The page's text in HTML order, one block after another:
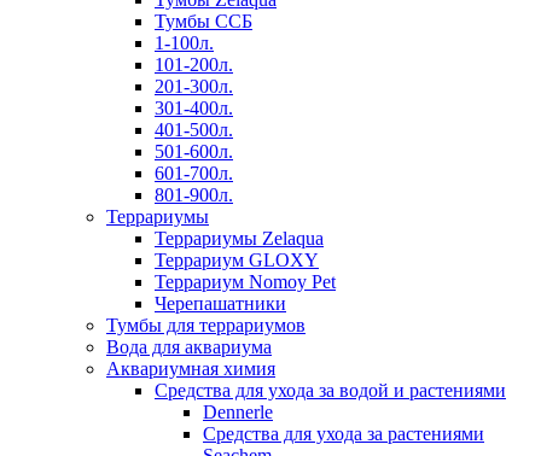
Тумбы ССБ
1-100л.
101-200л.
201-300л.
301-400л.
401-500л.
501-600л.
601-700л.
801-900л.
Террариумы
Террариумы Zelaqua
Террариум GLOXY
Террариум Nomoy Pet
Черепашатники
Тумбы для террариумов
Вода для аквариума
Аквариумная химия
Средства для ухода за водой и растениями
Dennerle
Средства для ухода за растениями